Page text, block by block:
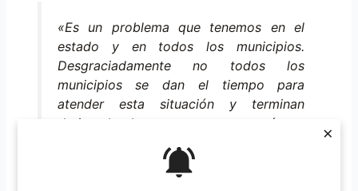
×
«Es un problema que tenemos en el
estado y en todos los municipios.
Desgraciadamente no todos los
municipios se dan el tiempo para
atender esta situación y terminan
derivando los casos a otras áreas,
donde no corresponde. Realmente la
primera instancia que tiene que